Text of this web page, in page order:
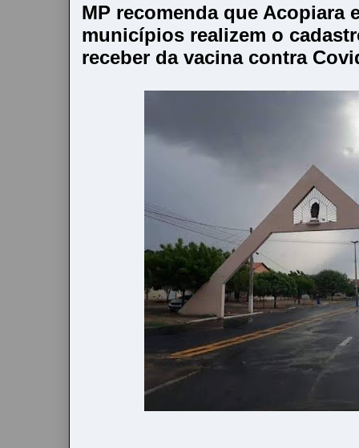
MP recomenda que Acopiara
municípios realizem o
receber da vacina contra